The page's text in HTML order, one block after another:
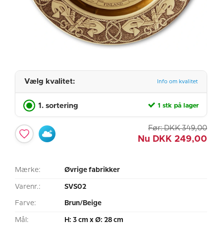
Vælg kvalitet: Info om kvalitet
1. sortering 1 stk på lager
Før: DKK 349,00
Nu DKK 249,00
Mærke: Øvrige fabrikker
Varenr.: SVS02
Farve: Brun/Beige
Mål: H: 3 cm x Ø: 28 cm